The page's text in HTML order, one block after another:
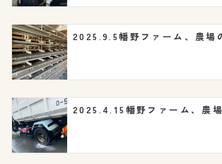
2025.9.5幡野ファーム、農場
2025.4.15幡野ファーム、農